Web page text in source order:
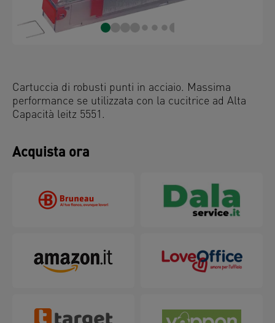
Cartuccia di robusti punti in acciaio. Massima
performance se utilizzata con la cucitrice ad Alta
Capacità leitz 5551.
Acquista ora